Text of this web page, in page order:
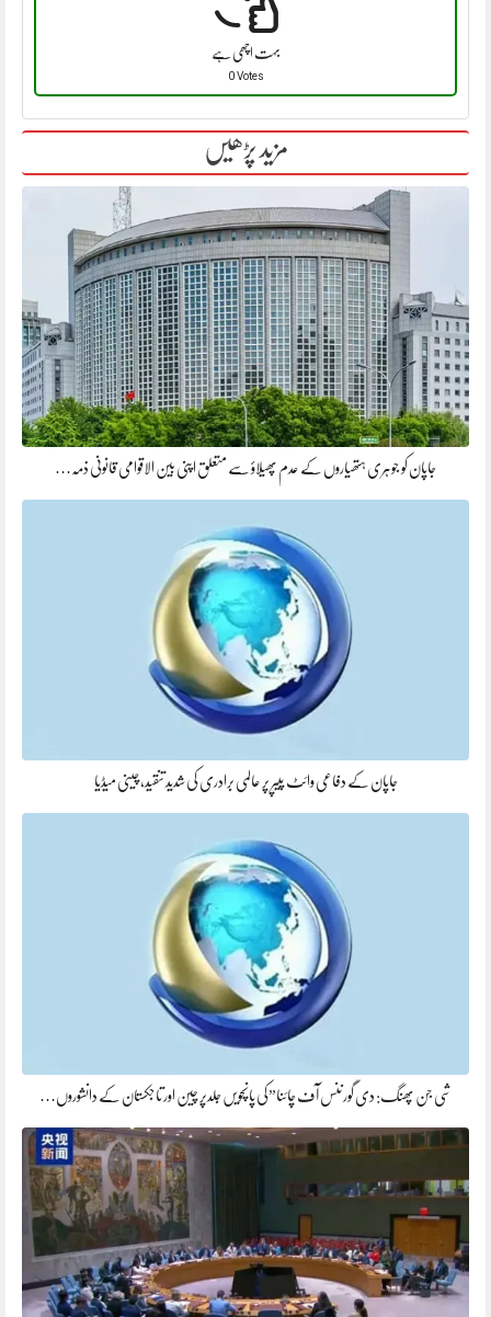
بہت اچھی ہے
0 Votes
مزید پڑھیں
جاپان کو جوہری ہتھیاروں کے عدم پھیلاؤ سے متعلق اپنی بین الاقوامی قانونی ذمہ…
جاپان کے دفاعی وائٹ پیپر پر عالمی برادری کی شدید تنقید، چینی میڈیا
شی جن پھنگ: دی گورننس آف چائنا”کی پانچویں جلدپر چین اور تاجکستان کے دانشوروں…